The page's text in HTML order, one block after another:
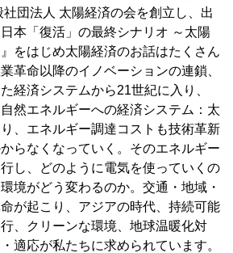
団法人 太陽経済の会を創立し、出
本「復活」の最終シナリオ ～太陽
をはじめ太陽経済のお話はたくさん
革命以降のイノベーションの連鎖、
経済システムから21世紀に入り、
然エネルギーへの経済システム：太
、エネルギー調達コストも技術革新
らなくなっていく。そのエネルギー
し、どのように電気を使っていくの
境がどう変わるのか。交通・地域・
が起こり、アジアの時代、持続可能
、クリーンな環境、地球温暖化対
適応が私たちに求められています。